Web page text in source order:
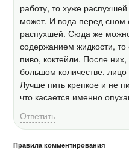
работу, то хуже
может. И вода перед
распухшей. Сюда же
содержанием жидкости, то
пиво, коктейли. После
большом количестве,
Лучше пить крепкое и не
что касается именно
Ответить
Правила комментирования